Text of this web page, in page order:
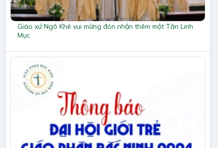
Giáo xứ Ngô Khê vui mừng đón nhận thêm một Tân Linh
Mục